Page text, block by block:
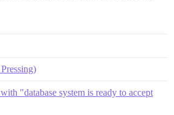
"database system is ready to accept